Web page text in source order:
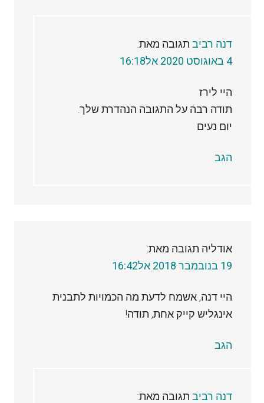
דנה רביב תגובה מאת:
4 באוגוסט 2020 אל16:18
היי לירז
תודה רבה על התגובה הנהדרת שלך.
יום נעים
הגב
אודליה תגובה מאת:
19 בנובמבר 2018 אל16:42
היי דנה, אשמח לדעת מה הכמויות לתבנית
אינגליש קייק אחת, תודה!
הגב
דנה רביב תגובה מאת: